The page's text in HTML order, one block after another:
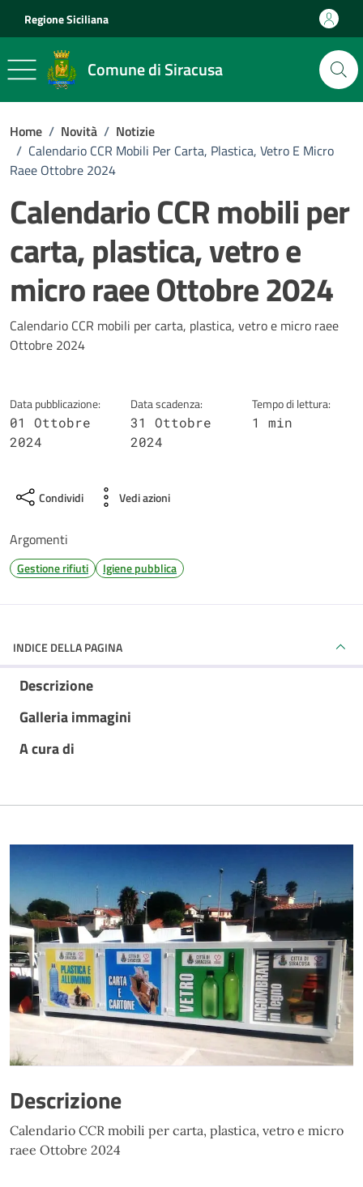
Regione Siciliana
Comune di Siracusa
Home / Novità / Notizie
/ Calendario CCR Mobili Per Carta, Plastica, Vetro E Micro
Raee Ottobre 2024
Calendario CCR mobili per
carta, plastica, vetro e
micro raee Ottobre 2024
Dettagli della notizia
Calendario CCR mobili per carta, plastica, vetro e micro raee
Ottobre 2024
Data pubblicazione:
01 Ottobre
2024
Data scadenza:
31 Ottobre
2024
Tempo di lettura:
1 min
Condividi Vedi azioni
Argomenti
Gestione rifiuti Igiene pubblica
INDICE DELLA PAGINA
Descrizione
Galleria immagini
A cura di
Descrizione
Calendario CCR mobili per carta, plastica, vetro e micro
raee Ottobre 2024